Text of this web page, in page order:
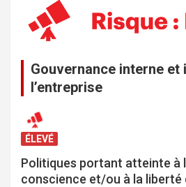
Gouvernance interne et
l’entreprise
ÉLEVÉ
Politiques portant atteinte à
conscience et/ou à la liberté